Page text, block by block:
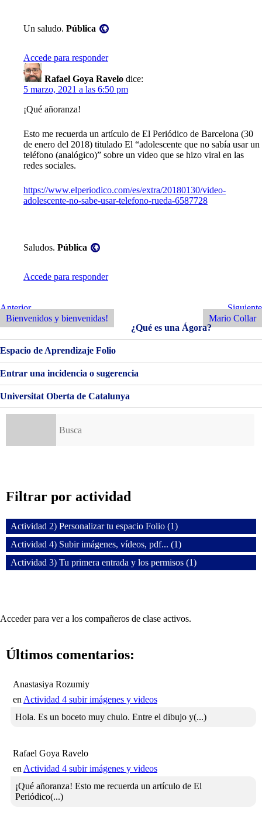
Un saludo. Pública
Accede para responder
Rafael Goya Ravelo dice:
5 marzo, 2021 a las 6:50 pm
¡Qué añoranza!
Esto me recuerda un artículo de El Periódico de Barcelona (30
de enero del 2018) titulado El “adolescente que no sabía usar un
teléfono (analógico)” sobre un video que se hizo viral en las
redes sociales.
https://www.elperiodico.com/es/extra/20180130/video-
adolescente-no-sabe-usar-telefono-rueda-6587728
Saludos. Pública
Accede para responder
Navegación
de
entradas
Entrada
Anterior
Anterior
Bienvenidos y bienvenidas!
Siguiente
Entrada
Siguiente
Mario Collar
¿Qué es una Ágora?
Espacio de Aprendizaje Folio
Entrar una incidencia o sugerencia
Universitat Oberta de Catalunya
Filtrar por actividad
Actividad 2) Personalizar tu espacio Folio (1)
Actividad 4) Subir imágenes, vídeos, pdf... (1)
Actividad 3) Tu primera entrada y los permisos (1)
Acceder para ver a los compañeros de clase activos.
Últimos comentarios:
Anastasiya Rozumiy
enActividad 4 subir imágenes y videos
Hola. Es un boceto muy chulo. Entre el dibujo y(...)
Rafael Goya Ravelo
enActividad 4 subir imágenes y videos
¡Qué añoranza! Esto me recuerda un artículo de El
Periódico(...)